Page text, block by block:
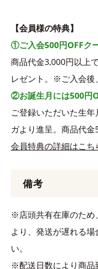
【会員様の特典】
①ご入会500円OFFク
商品代金3,000円以上
レゼント。※ご入会後
②お誕生月には500円
ご登録いただいた生
ガより進呈。商品代金
会員特典の詳細はこち
備考
※店頭共有在庫のため
より、発送が遅れる
い。
※配送日数により商品